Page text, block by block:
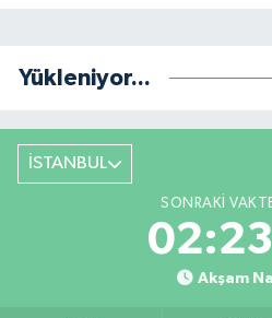
Yükleniyor...
İSTANBUL
SONRAKI
Akşam